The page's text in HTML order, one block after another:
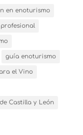
en enoturismo
guía enoturismo
el Vino
Castilla y León